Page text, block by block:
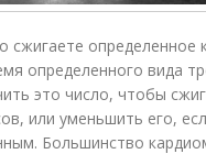
сжигаете определенное
определенного вида
это число, чтобы
или уменьшить его,
Большинство